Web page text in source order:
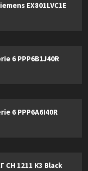
EX801LVC1E
6 PPP6B1J40R
6 PPP6A6I40R
СН 1211 К3 Black